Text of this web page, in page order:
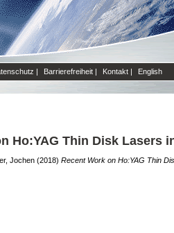
| Barrierefreiheit | Kontakt | English
Ho:YAG Thin Disk Lasers
Jochen (2018) Recent Work on Ho:YAG Thin